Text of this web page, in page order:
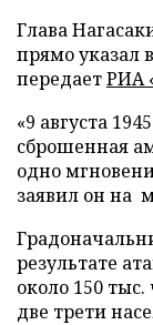
Глава
прямо указал
передаетРИА
«9 августа
сброшенная
одно
заявил он на
результате
около 150
две трети